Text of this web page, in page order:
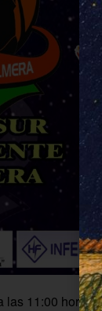
las 11:00 horas